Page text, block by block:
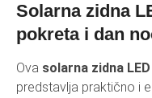
Solarna zidna
pokreta i dan
Ova solarna zidna
predstavlja praktično i